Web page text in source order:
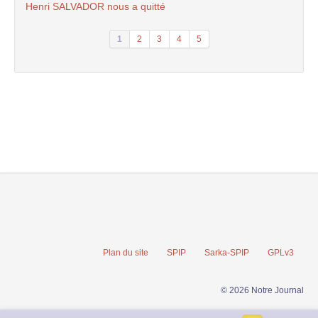
Henri SALVADOR nous a quitté
1 2 3 4 5
Plan du site SPIP Sarka-SPIP GPLv3
© 2026 Notre Journal